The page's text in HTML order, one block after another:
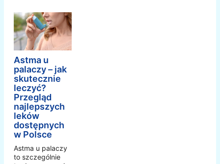
Astma u
palaczy – jak
skutecznie
leczyć?
Przegląd
najlepszych
leków
dostępnych
w Polsce
Astma u palaczy
to szczególnie